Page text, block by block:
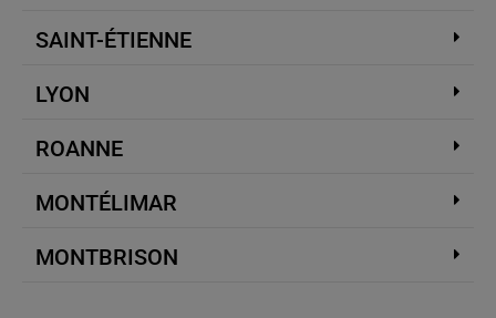
SAINT-ÉTIENNE
LYON
ROANNE
MONTÉLIMAR
MONTBRISON